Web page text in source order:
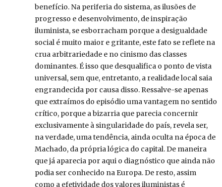
benefício. Na periferia do sistema, as ilusões de
progresso e desenvolvimento, de inspiração
iluminista, se esborracham porque a desigualdade
social é muito maior e gritante, este fato se reflete na
crua arbitrariedade e no cinismo das classes
dominantes. É isso que desqualifica o ponto de vista
universal, sem que, entretanto, a realidade local saia
engrandecida por causa disso. Ressalve-se apenas
que extraímos do episódio uma vantagem no sentido
crítico, porque a bizarria que parecia concernir
exclusivamente à singularidade do país, revela ser,
na verdade, uma tendência, ainda oculta na época de
Machado, da própria lógica do capital. De maneira
que já aparecia por aqui o diagnóstico que ainda não
podia ser conhecido na Europa. De resto, assim
como a efetividade dos valores iluministas é